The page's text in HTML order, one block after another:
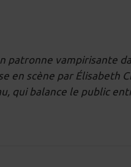
patronne vampirisante
en scène par Élisabeth
qui balance le public